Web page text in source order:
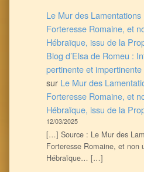
Le Mur des
Forteresse Romaine, et
Hébraïque, issu de la
Blog d’Elsa de Romeu :
pertinente et
sur Le Mur des
Forteresse Romaine, et
Hébraïque, issu de la
12/03/2025
[…] Source : Le Mur des
Forteresse Romaine, et non
Hébraïque… […]